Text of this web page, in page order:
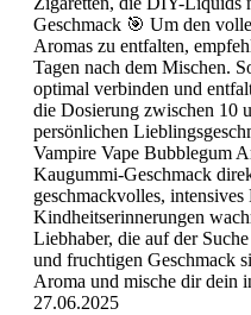
Geschmack 🎯 Um den
Aromas zu entfalten,
Tagen nach dem Mischen.
optimal verbinden und
die Dosierung zwischen 10
persönlichen
Vampire Vape Bubblegum
Kaugummi-Geschmack
geschmackvolles,
Kindheitserinnerungen
Liebhaber, die auf der
und fruchtigen Geschmack
Aroma und mische dir dein
27.06.2025